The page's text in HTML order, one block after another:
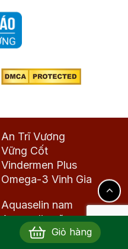
An Trĩ Vương
Vững Cốt
Vindermen Plus
Omega-3 Vinh Gia
Aquaselin nam
Aquaselin nữ
Viên Đông Trùng Hạ
Giỏ hàng